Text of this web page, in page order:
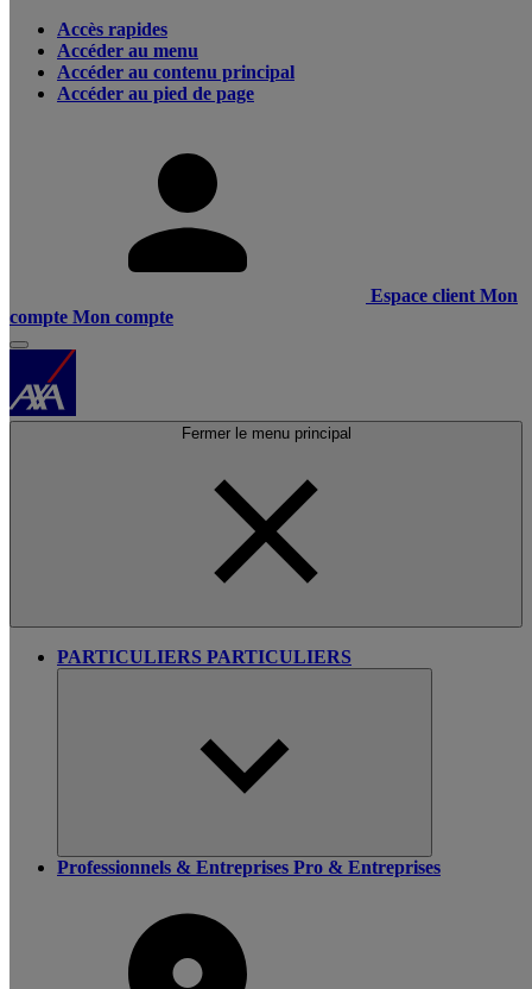
Accès rapides
Accéder au menu
Accéder au contenu principal
Accéder au pied de page
Espace client Mon
compte Mon compte
Fermer le menu principal
PARTICULIERS PARTICULIERS
Professionnels & Entreprises Pro & Entreprises